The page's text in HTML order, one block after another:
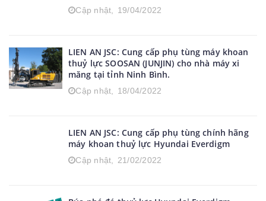
Cập nhật, 19/04/2022
LIEN AN JSC: Cung cấp phụ tùng máy khoan
thuỷ lực SOOSAN (JUNJIN) cho nhà máy xi
măng tại tỉnh Ninh Bình.
Cập nhật, 18/04/2022
LIEN AN JSC: Cung cấp phụ tùng chính hãng
máy khoan thuỷ lực Hyundai Everdigm
Cập nhật, 21/02/2022